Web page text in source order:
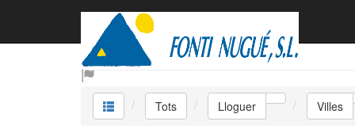
Lloguer Villes
Tots Lloguer Villes